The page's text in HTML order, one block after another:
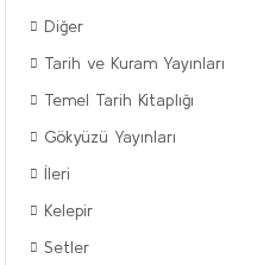
Diğer
Tarih ve Kuram Yayınları
Temel Tarih Kitaplığı
Gökyüzü Yayınları
İleri
Kelepir
Setler